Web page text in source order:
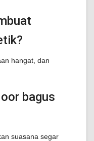
hangat, dan
bagus
suasana segar